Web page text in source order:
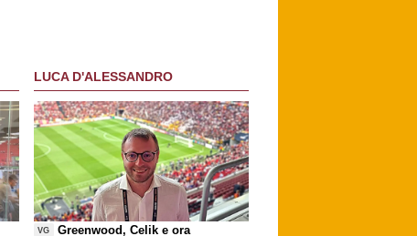
LUCA D'ALESSANDRO
VG
Greenwood, Celik e ora